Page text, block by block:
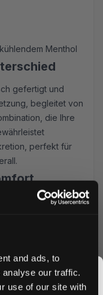
and ads, to
our traffic.
use of our site with
Menthol
gefertigt und
begleitet von
die Ihre
perfekt für
sitzt bequem
Dose perfekt für